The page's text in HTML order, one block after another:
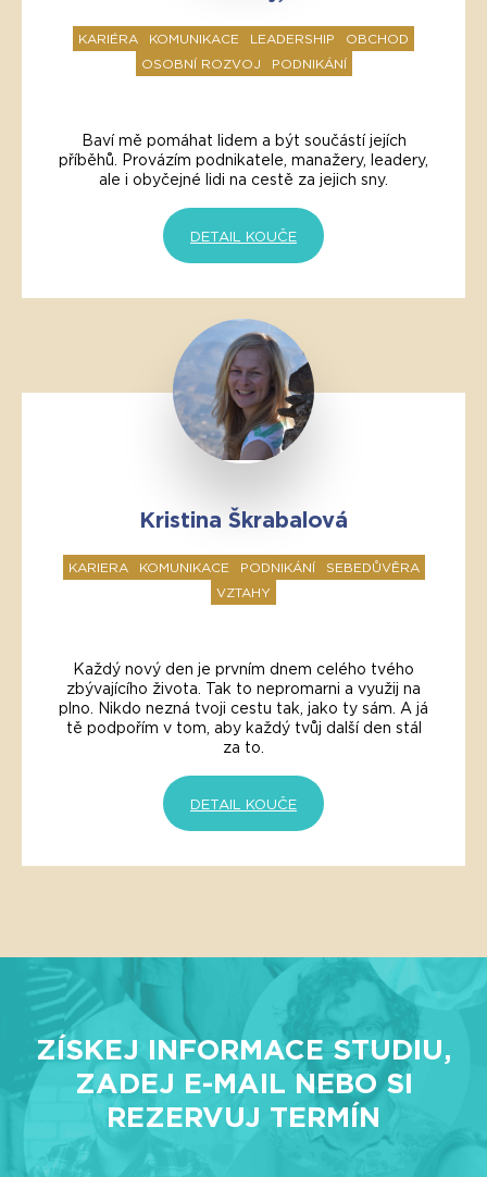
KARIÉRA KOMUNIKACE LEADERSHIP
OBCHOD
OSOBNÍ ROZVOJ
PODNIKÁNÍ
Baví mě pomáhat lidem a být součástí jejích
příběhů. Provázím podnikatele, manažery, leadery,
ale i obyčejné lidi na cestě za jejich sny.
DETAIL KOUČE
Kristina Škrabalová
KARIERA KOMUNIKACE PODNIKÁNÍ
SEBEDŮVĚRA
VZTAHY
Každý nový den je prvním dnem celého tvého
zbývajícího života. Tak to nepromarni a využij na
plno. Nikdo nezná tvoji cestu tak, jako ty sám. A já
tě podpořím v tom, aby každý tvůj další den stál
za to.
DETAIL KOUČE
ZÍSKEJ INFORMACE STUDIU,
ZADEJ E-MAIL NEBO SI
REZERVUJ TERMÍN